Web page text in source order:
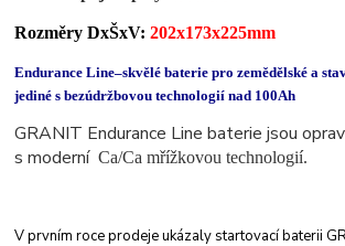
Rozměry DxŠxV: 202x173x225mm
Endurance Line–skvělé baterie pro zemědělské a
jediné s bezúdržbovou technologií nad 100Ah
GRANIT Endurance Line baterie jsou
s moderníCa/Ca mřížkovou technologií.
V prvním roce prodeje ukázaly startovací baterii